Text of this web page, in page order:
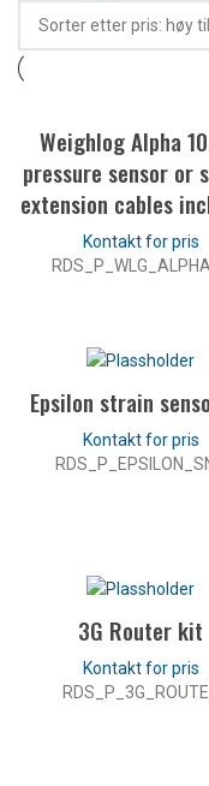
Weighlog Alpha
pressure sensor or
extension cables
Epsilon strain
3G Router kit